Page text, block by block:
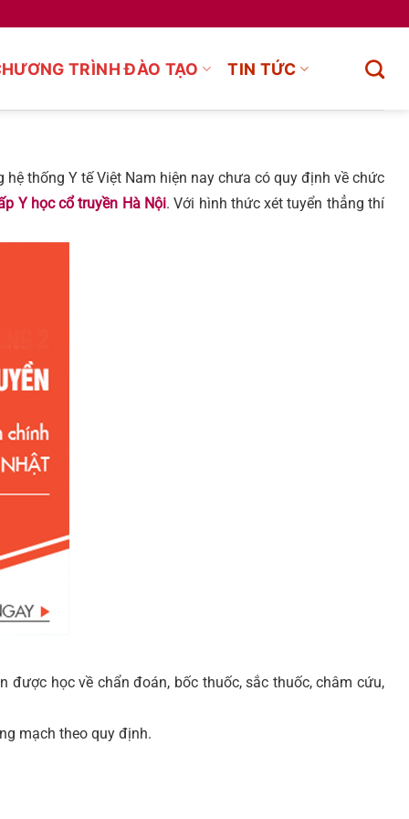
TRÌNH ĐÀO TẠO TIN TỨC
thống Y tế Việt Nam hiện nay chưa có quy định về chức
Y học cổ truyền Hà Nội. Với hình thức xét tuyển thẳng thí
học về chẩn đoán, bốc thuốc, sắc thuốc, châm cứu,
mạch theo quy định.